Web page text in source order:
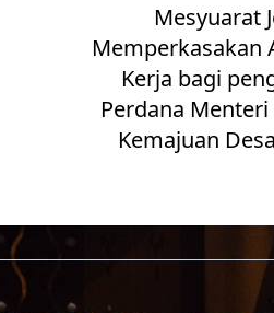
Mesyuarat
Memperkasakan
Kerja bagi
Perdana
Kemajuan